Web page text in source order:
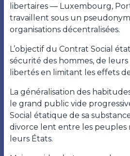
libertaires — Luxembourg,
travaillent sous un
organisations décentralisées.
L’objectif du Contrat Social
sécurité des hommes, de
libertés en limitant les effets
La généralisation des
le grand public vide
Social étatique de sa
divorce lent entre les peuples
leurs États.